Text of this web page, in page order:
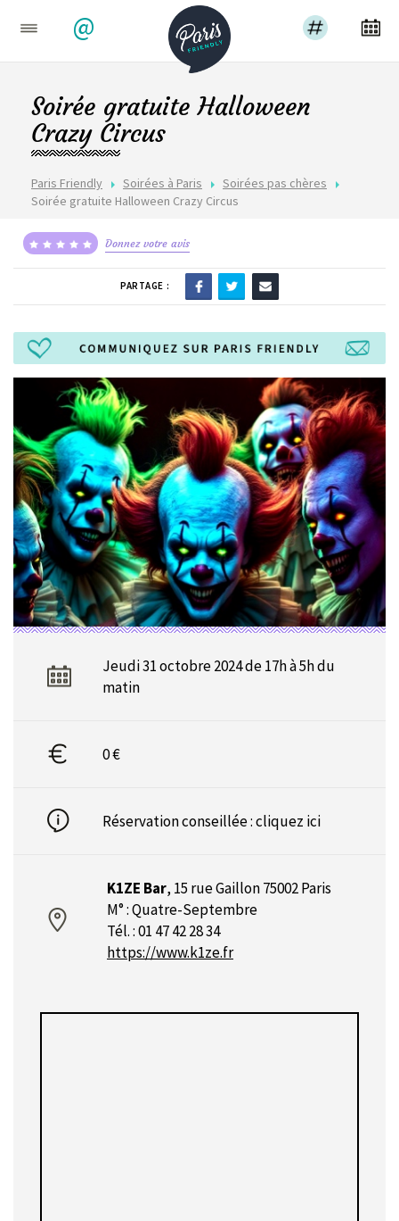
@
Paris Friendly Soirées à Paris
Soirées pas chères
Soirée gratuite Halloween Crazy Circus
Soirée gratuite Halloween
Crazy Circus
Donnez votre avis
PARTAGE :
Jeudi 31 octobre 2024 de 17h à 5h du
matin
0 €
Réservation conseillée :cliquez ici
K1ZE Bar, 15 rue Gaillon 75002 Paris
M° : Quatre-Septembre
Tél. : 01 47 42 28 34
https://www.k1ze.fr